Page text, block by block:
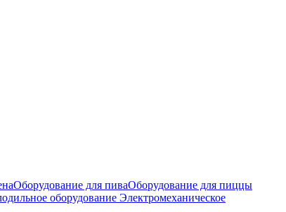
Оборудование для пиваОборудование для пиццы
оборудование Электромеханическое